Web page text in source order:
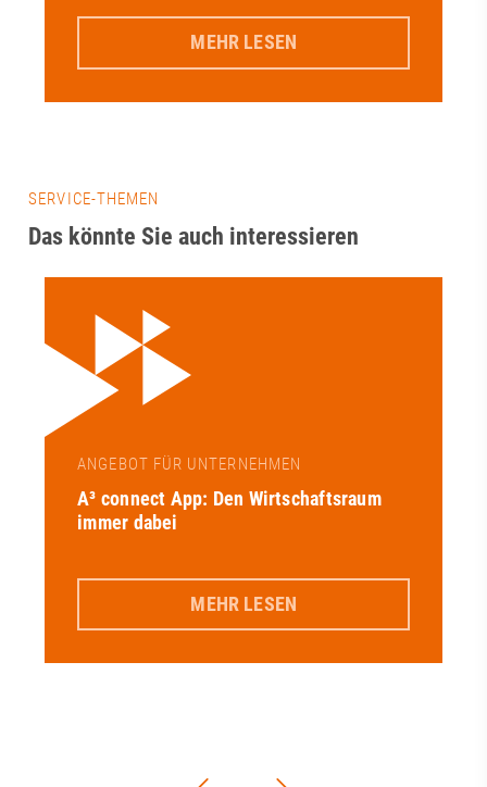
MEHR LESEN
SERVICE-THEMEN
Das könnte Sie auch interessieren
ANGEBOT FÜR UNTERNEHMEN
A³ connect App: Den Wirtschaftsraum
immer dabei
MEHR LESEN